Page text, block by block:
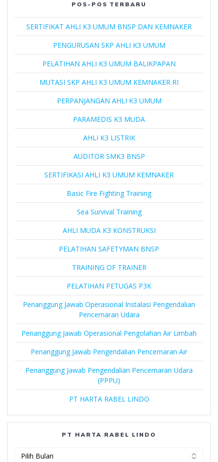
POS-POS TERBARU
SERTIFIKAT AHLI K3 UMUM BNSP DAN KEMNAKER
PENGURUSAN SKP AHLI K3 UMUM
PELATIHAN AHLI K3 UMUM BALIKPAPAN
MUTASI SKP AHLI K3 UMUM KEMNAKER RI
PERPANJANGAN AHLI K3 UMUM
PARAMEDIS K3 MUDA
AHLI K3 LISTRIK
AUDITOR SMK3 BNSP
SERTIFIKASI AHLI K3 UMUM KEMNAKER
Basic Fire Fighting Training
Sea Survival Training
AHLI MUDA K3 KONSTRUKSI
PELATIHAN SAFETYMAN BNSP
TRAINING OF TRAINER
PELATIHAN PETUGAS P3K
Penanggung Jawab Operasional Instalasi Pengendalian
Pencemaran Udara
Penanggung Jawab Operasional Pengolahan Air Limbah
Penanggung Jawab Pengendalian Pencemaran Air
Penanggung Jawab Pengendalian Pencemaran Udara
(PPPU)
PT HARTA RABEL LINDO
PT HARTA RABEL LINDO